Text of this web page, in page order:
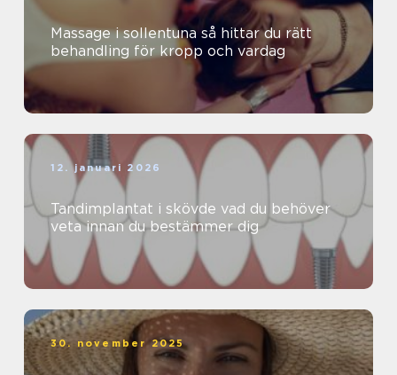
Massage i sollentuna så hittar du rätt
behandling för kropp och vardag
12. januari 2026
Tandimplantat i skövde vad du behöver
veta innan du bestämmer dig
30. november 2025